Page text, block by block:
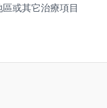
或其它治療項目